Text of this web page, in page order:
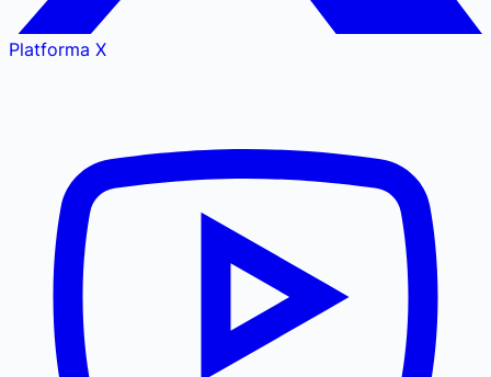
Platforma X